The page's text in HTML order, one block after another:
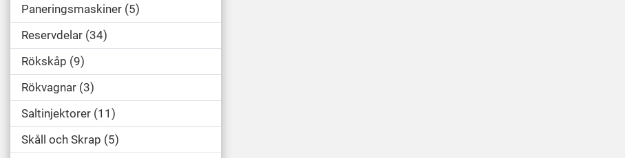
Paneringsmaskiner 5
Reservdelar 34
Rökskåp 9
Rökvagnar 3
Saltinjektorer 11
Skåll och Skrap 5